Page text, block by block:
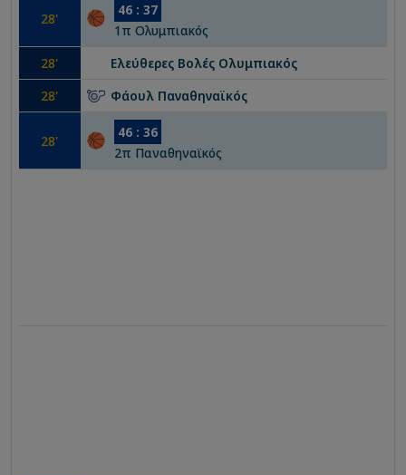
28' 46 :37
1 π Ολυμπιακός
28' Ελεύθερες Βολές Ολυμπιακός
28' Φάουλ Παναθηναϊκός
28' 46 :36
2π Παναθηναϊκός